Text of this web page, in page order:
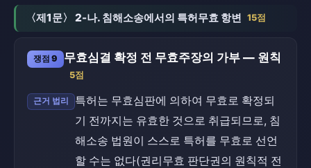
〈제1문〉 2-나. 침해소송에서의 특허무효 항변 15점
쟁점 9 무효심결 확정 전 무효주장의 가부 — 원칙
5점
근거 법리
특허는 무효심판에 의하여 무효로 확정되
기 전까지는 유효한 것으로 취급되므로, 침
해소송 법원이 스스로 특허를 무효로 선언
할 수는 없다(권리무효 판단권의 원칙적 전